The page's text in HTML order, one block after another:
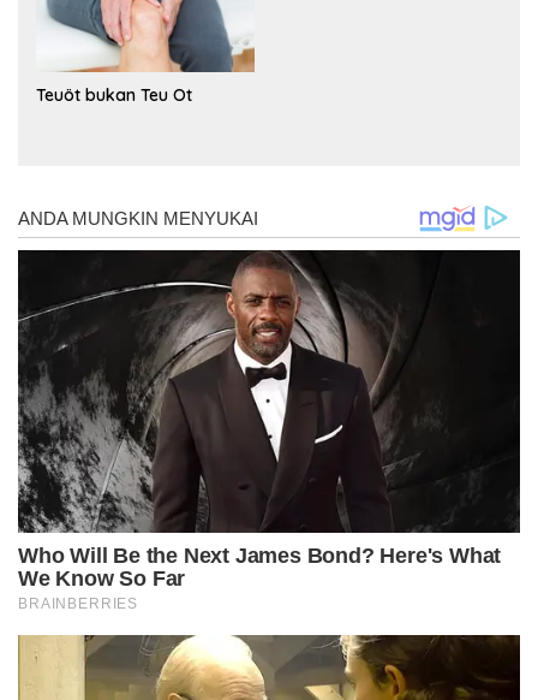
Teuöt bukan Teu Ot